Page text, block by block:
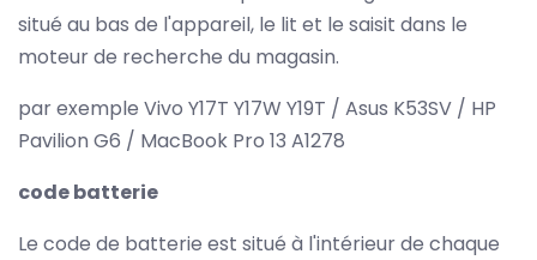
situé au bas de l'appareil, le lit et le saisit dans le
moteur de recherche du magasin.
par exemple Vivo Y17T Y17W Y19T / Asus K53SV / HP
Pavilion G6 / MacBook Pro 13 A1278
code batterie
Le code de batterie est situé à l'intérieur de chaque